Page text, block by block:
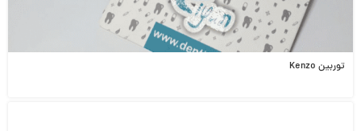
توربین Kenzo